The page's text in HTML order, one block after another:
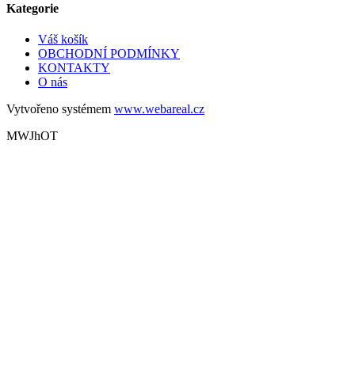
Kategorie
Váš košík
OBCHODNÍ PODMÍNKY
KONTAKTY
O nás
Vytvořeno systémem www.webareal.cz
MWJhOT